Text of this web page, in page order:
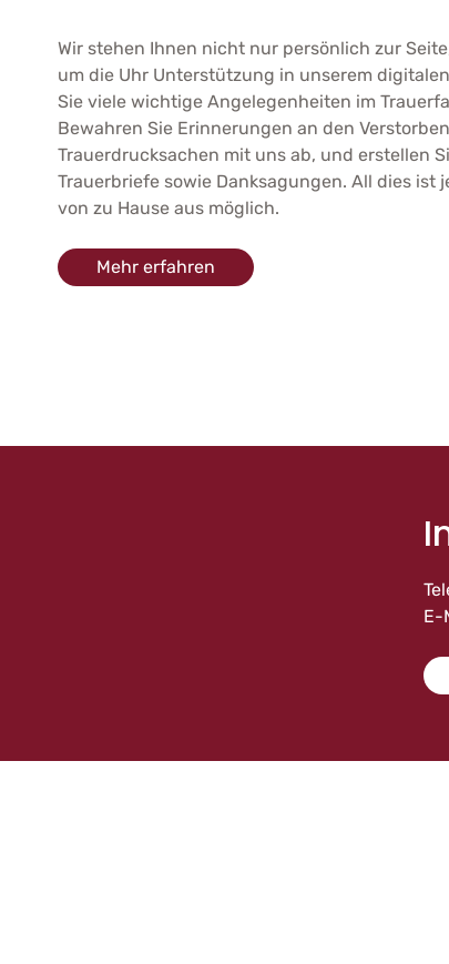
Wir stehen Ihnen nicht nur persönlich zur
um die Uhr Unterstützung in unserem
Sie viele wichtige Angelegenheiten im
Bewahren Sie Erinnerungen an den
Trauerdrucksachen mit uns ab, und erstellen
Trauerbriefe sowie Danksagungen. All dies ist
von zu Hause aus möglich.
Mehr erfahren
E-